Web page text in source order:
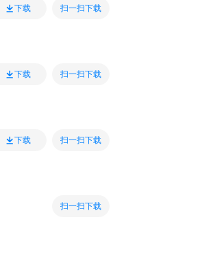
下载 扫一扫下载
下载 扫一扫下载
下载 扫一扫下载
扫一扫下载